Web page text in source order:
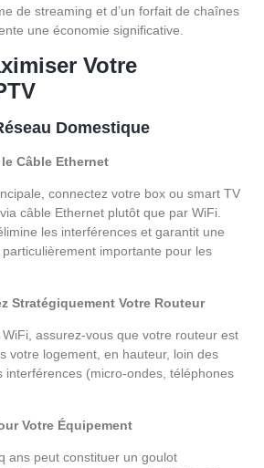
de streaming et d’un forfait de chaînes
une économie significative.
Votre
Domestique
Câble Ethernet
connectez votre box ou smart TV
câble Ethernet plutôt que par WiFi.
les interférences et garantit une
importante pour les
Stratégiquement Votre Routeur
assurez-vous que votre routeur est
votre logement, en hauteur, loin des
interférences (micro-ondes, téléphones
Votre Équipement
ans peut constituer un goulot